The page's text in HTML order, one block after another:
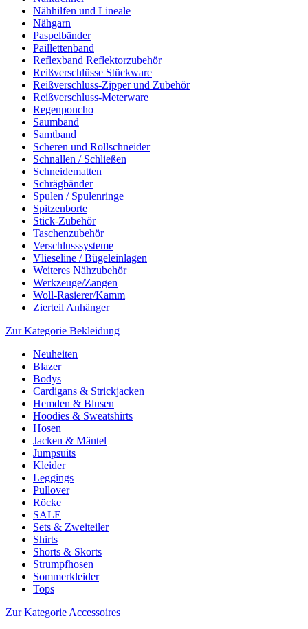
Nähhilfen und Lineale
Nähgarn
Paspelbänder
Paillettenband
Reflexband Reflektorzubehör
Reißverschlüsse Stückware
Reißverschluss-Zipper und Zubehör
Reißverschluss-Meterware
Regenponcho
Saumband
Samtband
Scheren und Rollschneider
Schnallen / Schließen
Schneidematten
Schrägbänder
Spulen / Spulenringe
Spitzenborte
Stick-Zubehör
Taschenzubehör
Verschlusssysteme
Vlieseline / Bügeleinlagen
Weiteres Nähzubehör
Werkzeuge/Zangen
Woll-Rasierer/Kamm
Zierteil Anhänger
Zur Kategorie Bekleidung
Neuheiten
Blazer
Bodys
Cardigans & Strickjacken
Hemden & Blusen
Hoodies & Sweatshirts
Hosen
Jacken & Mäntel
Jumpsuits
Kleider
Leggings
Pullover
Röcke
SALE
Sets & Zweiteiler
Shirts
Shorts & Skorts
Strumpfhosen
Sommerkleider
Tops
Zur Kategorie Accessoires